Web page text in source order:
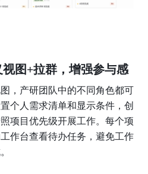
图+拉群，增强参与感
，产研团队中的不同角色都可
个人需求清单和显示条件，创
项目优先级开展工作。每个项
作台查看待办任务，避免工作